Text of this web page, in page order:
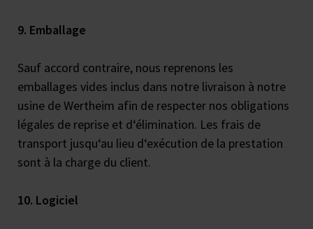
9. Emballage
Sauf accord contraire, nous reprenons les
emballages vides inclus dans notre livraison à notre
usine de Wertheim afin de respecter nos obligations
légales de reprise et d‘élimination. Les frais de
transport jusqu‘au lieu d‘exécution de la prestation
sont à la charge du client.
10. Logiciel